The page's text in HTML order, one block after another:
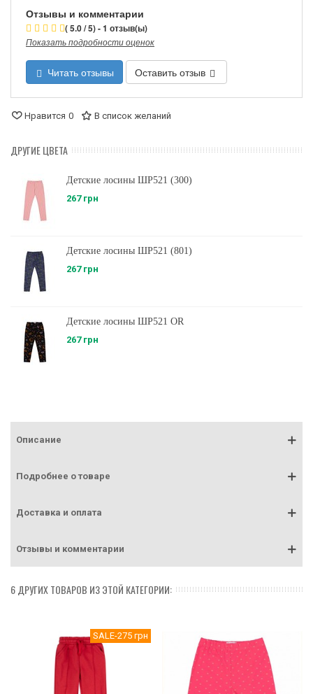
Отзывы и комментарии
( 5.0 / 5) - 1 отзыв(ы)
Показать подробности оценок
Читать отзывы Оставить отзыв
Нравится 0 В список желаний
ДРУГИЕ ЦВЕТА
Детские лосины ШР521 (300)
267 грн
Детские лосины ШР521 (801)
267 грн
Детские лосины ШР521 OR
267 грн
Описание
Подробнее о товаре
Доставка и оплата
Отзывы и комментарии
6 ДРУГИХ ТОВАРОВ ИЗ ЭТОЙ КАТЕГОРИИ:
SALE-275 грн